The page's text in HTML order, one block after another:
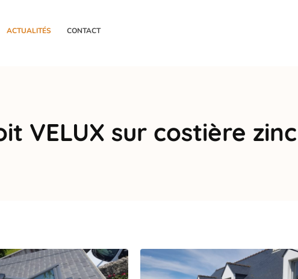
ACTUALITÉS CONTACT
VELUX sur costière zinc